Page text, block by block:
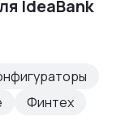
IdeaBank
Финтех